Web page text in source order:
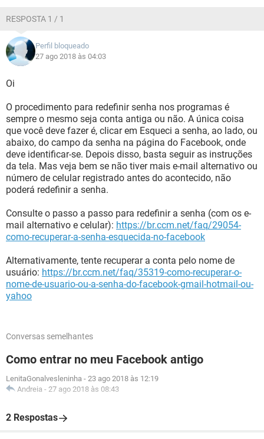
RESPOSTA 1 / 1
Perfil bloqueado
27 ago 2018 às 04:03
Oi
O procedimento para redefinir senha nos programas é
sempre o mesmo seja conta antiga ou não. A única coisa
que você deve fazer é, clicar em Esqueci a senha, ao lado, ou
abaixo, do campo da senha na página do Facebook, onde
deve identificar-se. Depois disso, basta seguir as instruções
da tela. Mas veja bem se não tiver mais e-mail alternativo ou
número de celular registrado antes do acontecido, não
poderá redefinir a senha.
Consulte o passo a passo para redefinir a senha (com os e-
mail alternativo e celular): https://br.ccm.net/faq/29054-
como-recuperar-a-senha-esquecida-no-facebook
Alternativamente, tente recuperar a conta pelo nome de
usuário: https://br.ccm.net/faq/35319-como-recuperar-o-
nome-de-usuario-ou-a-senha-do-facebook-gmail-hotmail-ou-
yahoo
Conversas semelhantes
Como entrar no meu Facebook antigo
LenitaGonalvesleninha - 23 ago 2018 às 12:19
Andreia - 27 ago 2018 às 08:43
2 Respostas